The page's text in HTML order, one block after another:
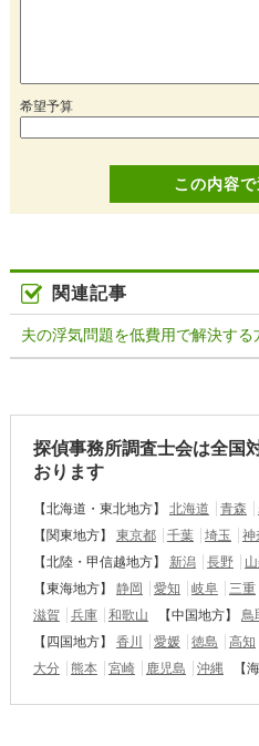
希望予算
関連記事
夫の浮気問題を低費用で解決する
探偵事務所調査士会は全国
おります
【北海道・東北地方】 北海道 青森
【関東地方】
東京都 千葉 埼玉 神
【北陸・甲信越地方】
新潟 長野
【東海地方】
静岡 愛知 岐阜 三重
滋賀
兵庫 和歌山 【中国地方】 鳥
【四国地方】
香川 愛媛 徳島 高知
大分
熊本 宮崎 鹿児島 沖縄 【